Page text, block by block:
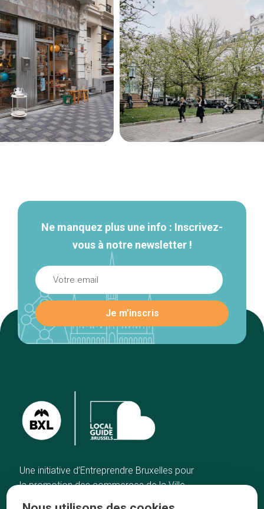
Ne manquez plus une info : Inscrivez-
vous à notre newsletter !
Une initiative d’Entreprendre Bruxelles pour
la promotion des commerces de la Ville